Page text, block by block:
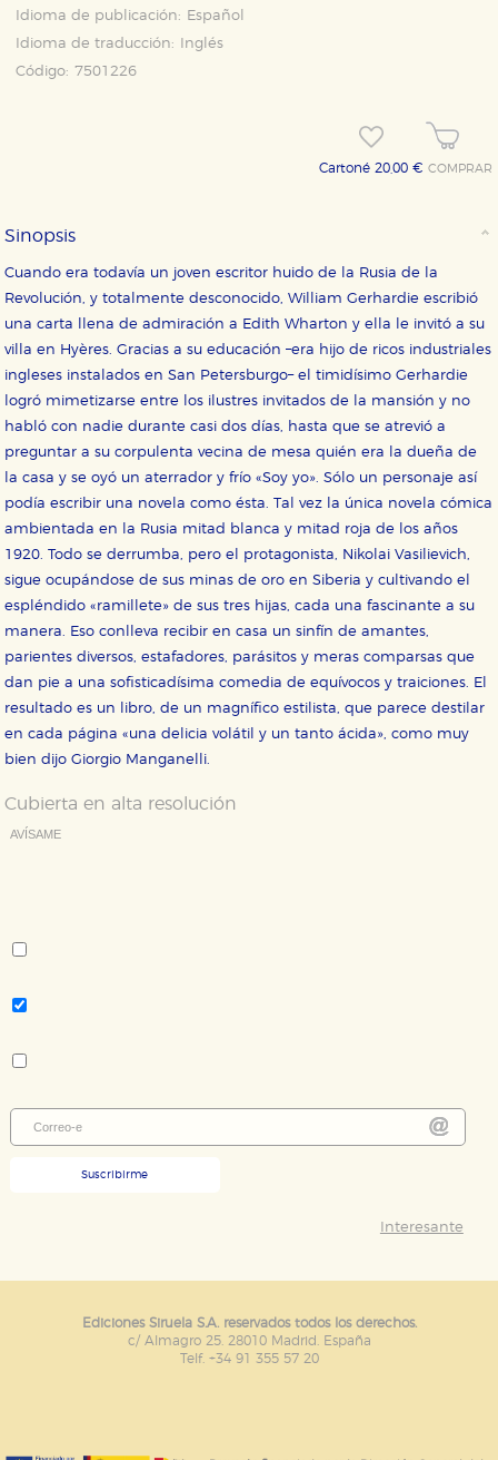
Idioma de publicación:
Español
Idioma de traducción:
Inglés
Código: 7501226
Cartoné 20,00 €COMPRAR
Sinopsis
Cuando era todavía un joven escritor huido de la Rusia de la
Revolución, y totalmente desconocido, William Gerhardie escribió
una carta llena de admiración a Edith Wharton y ella le invitó a su
villa en Hyères. Gracias a su educación –era hijo de ricos industriales
ingleses instalados en San Petersburgo– el timidísimo Gerhardie
logró mimetizarse entre los ilustres invitados de la mansión y no
habló con nadie durante casi dos días, hasta que se atrevió a
preguntar a su corpulenta vecina de mesa quién era la dueña de
la casa y se oyó un aterrador y frío «Soy yo». Sólo un personaje así
podía escribir una novela como ésta. Tal vez la única novela cómica
ambientada en la Rusia mitad blanca y mitad roja de los años
1920. Todo se derrumba, pero el protagonista, Nikolai Vasilievich,
sigue ocupándose de sus minas de oro en Siberia y cultivando el
espléndido «ramillete» de sus tres hijas, cada una fascinante a su
manera. Eso conlleva recibir en casa un sinfín de amantes,
parientes diversos, estafadores, parásitos y meras comparsas que
dan pie a una sofisticadísima comedia de equívocos y traiciones. El
resultado es un libro, de un magnífico estilista, que parece destilar
en cada página «una delicia volátil y un tanto ácida», como muy
bien dijo Giorgio Manganelli.
Cubierta en alta resolución
AVÍSAME
Suscribirme
Interesante
Ediciones Siruela S.A. reservados todos los derechos.
c/ Almagro 25. 28010 Madrid. España
Telf. +34 91 355 57 20
Estas cookies son necesarias para que nuestro sitio
web funcione y no es posible deshabilitarlas desde
nuestro sistema. Es posible hacerlo desde el
navegador, pero en ese caso es posible que algunas
áreas de nuestra web dejen de funcionar
correctamente.
Cookies de rendimiento y analíticas
Estas cookies se utilizan para mejorar su experiencia
nuestro sitio web. Almacenan configuraciones de
servicios para que no tenga que reconfigurarlos cada
vez que nos visita. La información es agregada y, por lo
tanto, es anónima.
Cookies de publicidad y redes sociales
Estas cookies son gestionadas por nuestros socios
publicitarios y se utilizan para mostrar publicidad
almacenan directamente información personal sino
que se basan en la identificación única de su